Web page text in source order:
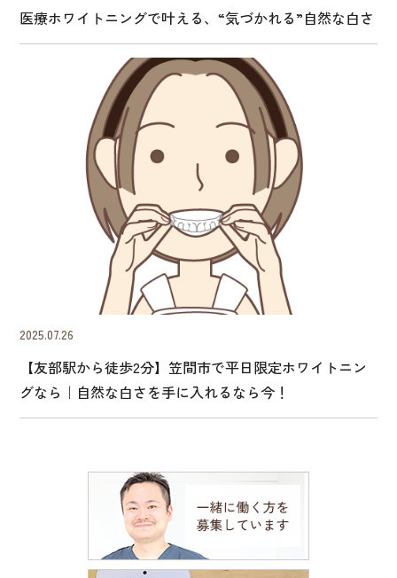
医療ホワイトニングで叶える、“気づかれる”自然な白さ
2025.07.26
【友部駅から徒歩2分】笠間市で平日限定ホワイトニン
グなら｜自然な白さを手に入れるなら今！